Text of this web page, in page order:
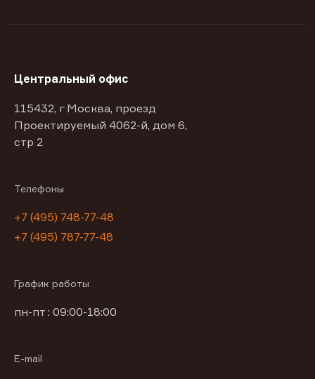
Центральный офис
115432, г Москва, проезд
Проектируемый 4062-й, дом 6,
стр 2
Телефоны
+7 (495) 748-77-48
+7 (495) 787-77-48
График работы
пн-пт : 09:00-18:00
E-mail